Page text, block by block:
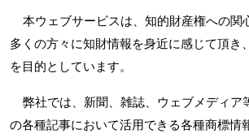
本ウェブサービスは、知的財産権への関
多くの方々に知財情報を身近に感じて頂き
を目的としています。
弊社では、新聞、雑誌、ウェブメディア
の各種記事において活用できる各種商標情